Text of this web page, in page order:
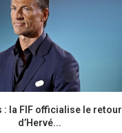
: la FIF officialise le retour
d’Hervé...